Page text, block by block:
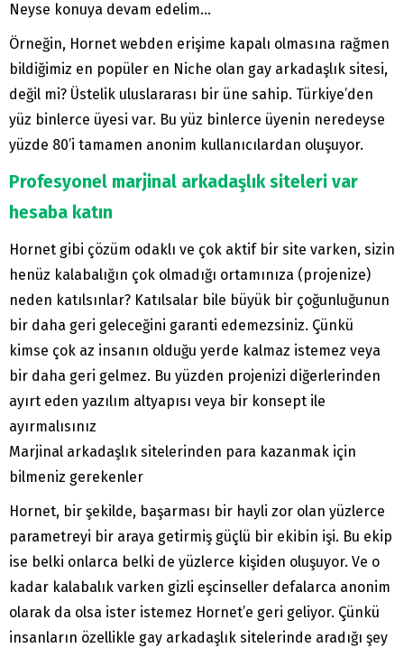
Neyse konuya devam edelim…
Örneğin, Hornet webden erişime kapalı olmasına rağmen
bildiğimiz en popüler en Niche olan gay arkadaşlık sitesi,
değil mi? Üstelik uluslararası bir üne sahip. Türkiye’den
yüz binlerce üyesi var. Bu yüz binlerce üyenin neredeyse
yüzde 80’i tamamen anonim kullanıcılardan oluşuyor.
Profesyonel marjinal arkadaşlık siteleri var
hesaba katın
Hornet gibi çözüm odaklı ve çok aktif bir site varken, sizin
henüz kalabalığın çok olmadığı ortamınıza (projenize)
neden katılsınlar? Katılsalar bile büyük bir çoğunluğunun
bir daha geri geleceğini garanti edemezsiniz. Çünkü
kimse çok az insanın olduğu yerde kalmaz istemez veya
bir daha geri gelmez. Bu yüzden projenizi diğerlerinden
ayırt eden yazılım altyapısı veya bir konsept ile
ayırmalısınız
Marjinal arkadaşlık sitelerinden para kazanmak için
bilmeniz gerekenler
Hornet, bir şekilde, başarması bir hayli zor olan yüzlerce
parametreyi bir araya getirmiş güçlü bir ekibin işi. Bu ekip
ise belki onlarca belki de yüzlerce kişiden oluşuyor. Ve o
kadar kalabalık varken gizli eşcinseller defalarca anonim
olarak da olsa ister istemez Hornet’e geri geliyor. Çünkü
insanların özellikle gay arkadaşlık sitelerinde aradığı şey